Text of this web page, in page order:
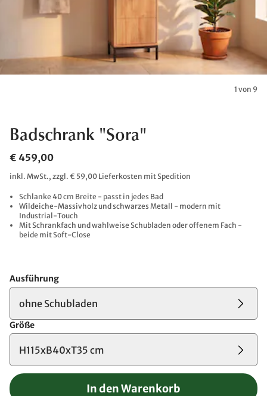
1 von 9
Badschrank "Sora"
€ 459,00
inkl. MwSt., zzgl. € 59,00 Lieferkosten mit Spedition
Schlanke 40 cm Breite - passt in jedes Bad
Wildeiche-Massivholz und schwarzes Metall - modern mit
Industrial-Touch
Mit Schrankfach und wahlweise Schubladen oder offenem Fach -
beide mit Soft-Close
Ausführung
ohne Schubladen
Größe
H115xB40xT35 cm
In den Warenkorb